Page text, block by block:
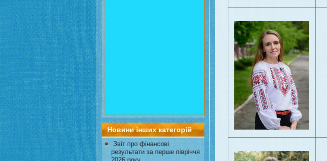
Новини інших категорій
Звіт про фінансові
результати за перше півріччя